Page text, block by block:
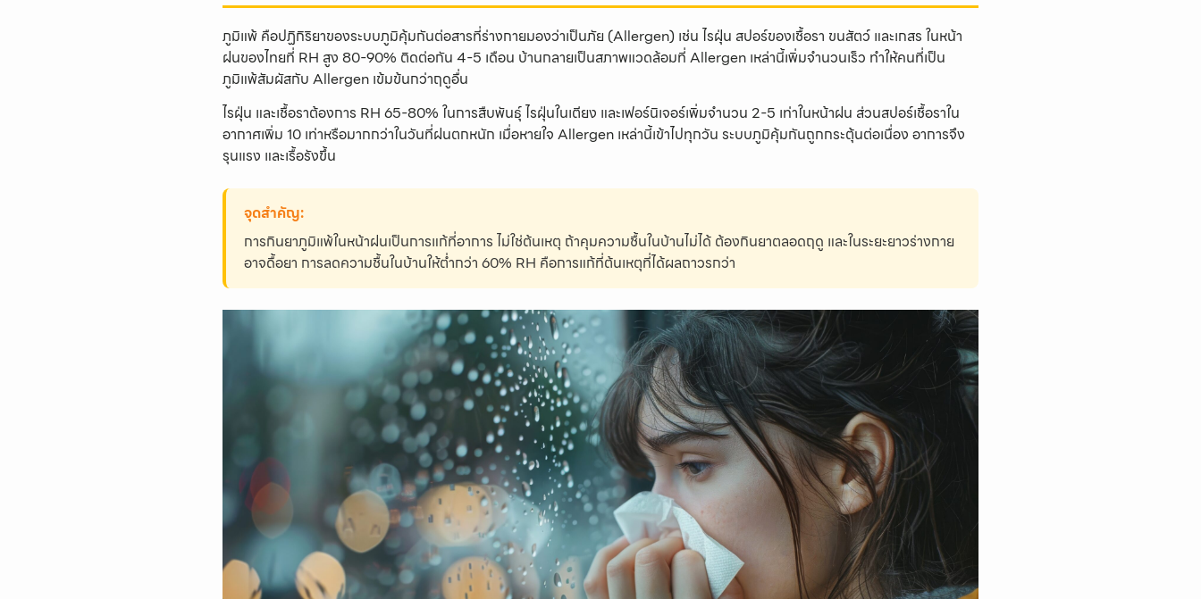
ภูมิแพ้ คือปฏิกิริยาของระบบภูมิคุ้มกันต่อสารที่ร่างกายมองว่าเป็นภัย (Allergen) เช่น ไรฝุ่น สปอร์ของเชื้อรา ขนสัตว์ และเกสร ในหน้า
ฝนของไทยที่ RH สูง 80-90% ติดต่อกัน 4-5 เดือน บ้านกลายเป็นสภาพแวดล้อมที่ Allergen เหล่านี้เพิ่มจำนวนเร็ว ทำให้คนที่เป็น
ภูมิแพ้สัมผัสกับ Allergen เข้มข้นกว่าฤดูอื่น
ไรฝุ่น และเชื้อราต้องการ RH 65-80% ในการสืบพันธุ์ ไรฝุ่นในเตียง และเฟอร์นิเจอร์เพิ่มจำนวน 2-5 เท่าในหน้าฝน ส่วนสปอร์เชื้อราใน
อากาศเพิ่ม 10 เท่าหรือมากกว่าในวันที่ฝนตกหนัก เมื่อหายใจ Allergen เหล่านี้เข้าไปทุกวัน ระบบภูมิคุ้มกันถูกกระตุ้นต่อเนื่อง อาการจึง
รุนแรง และเรื้อรังขึ้น
จุดสำคัญ:
การกินยาภูมิแพ้ในหน้าฝนเป็นการแก้ที่อาการ ไม่ใช่ต้นเหตุ ถ้าคุมความชื้นในบ้านไม่ได้ ต้องกินยาตลอดฤดู และในระยะยาวร่างกาย
อาจดื้อยา การลดความชื้นในบ้านให้ต่ำกว่า 60% RH คือการแก้ที่ต้นเหตุที่ได้ผลถาวรกว่า